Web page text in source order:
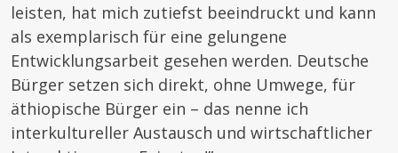
leisten, hat mich zutiefst beeindruckt und kann
als exemplarisch für eine gelungene
Entwicklungsarbeit gesehen werden. Deutsche
Bürger setzen sich direkt, ohne Umwege, für
äthiopische Bürger ein – das nenne ich
interkultureller Austausch und wirtschaftlicher